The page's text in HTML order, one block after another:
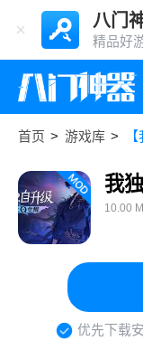
八门
精品好
首页 > 游戏库 >
我
10.00
优先下载